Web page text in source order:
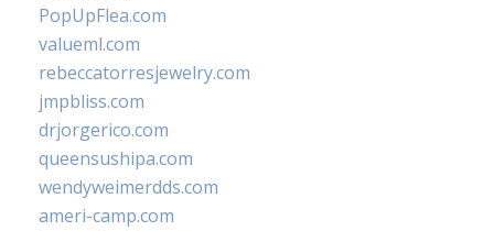
PopUpFlea.com
valueml.com
rebeccatorresjewelry.com
jmpbliss.com
drjorgerico.com
queensushipa.com
wendyweimerdds.com
ameri-camp.com